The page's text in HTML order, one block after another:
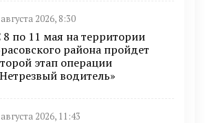
2026, 8:30
8 по 11 мая на территории
района пройдет
этап операции
водитель»
2026, 11:43